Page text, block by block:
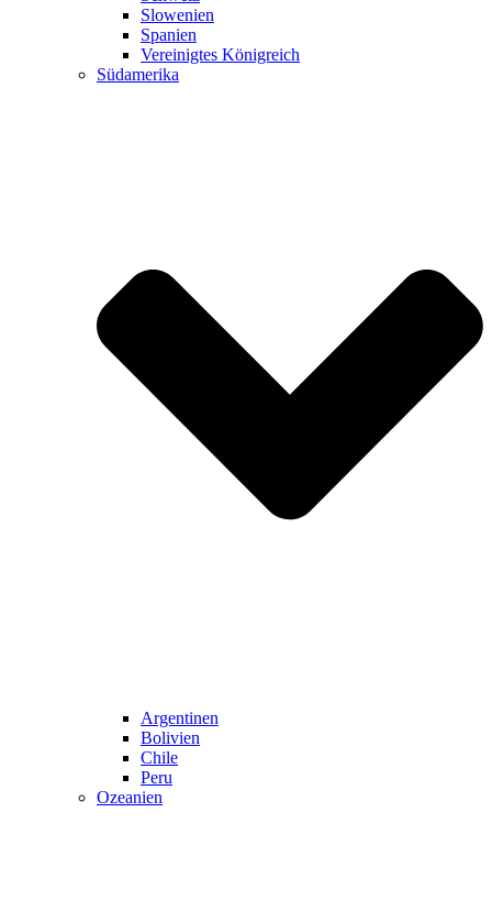
Slowenien
Spanien
Vereinigtes Königreich
Südamerika
Argentinen
Bolivien
Chile
Peru
Ozeanien